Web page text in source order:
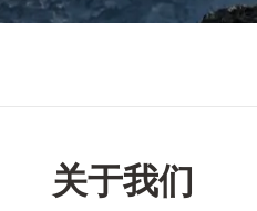
关于我们